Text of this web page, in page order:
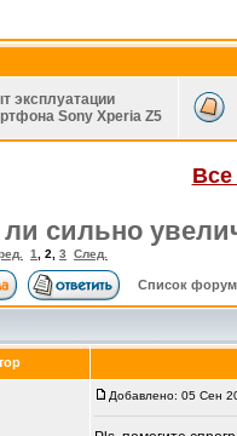
эксплуатации
Sony Xperia Z5
Все
сильно
1 2 3 След.
Список
Добавлено: 05 Сен